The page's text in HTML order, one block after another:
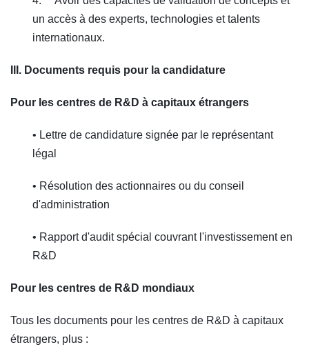
un accès à des experts, technologies et talents
internationaux.
III. Documents requis pour la candidature
Pour les centres de R&D à capitaux étrangers
• Lettre de candidature signée par le représentant
légal
• Résolution des actionnaires ou du conseil
d'administration
• Rapport d'audit spécial couvrant l'investissement en
R&D
Pour les centres de R&D mondiaux
Tous les documents pour les centres de R&D à capitaux
étrangers, plus :